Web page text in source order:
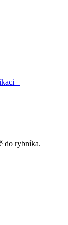
–
do rybníka.